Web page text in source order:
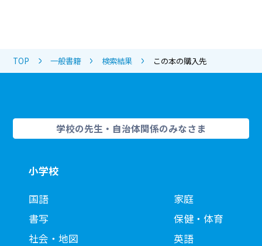
TOP 一般書籍 検索結果 この本の購入先
学校の先生・自治体関係のみなさま
小学校
国語
書写
社会・地図
家庭
保健・体育
英語